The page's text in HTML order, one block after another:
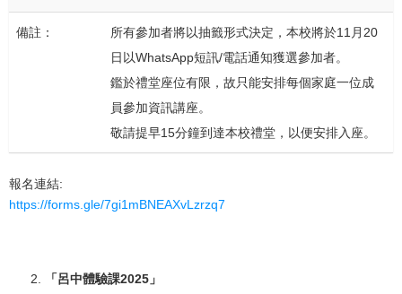
備註：
所有參加者將以抽籤形式決定，本校將於11月20
日以WhatsApp短訊/電話通知獲選參加者。
鑑於禮堂座位有限，故只能安排每個家庭一位成
員參加資訊講座。
敬請提早15分鐘到達本校禮堂，以便安排入座。
報名連結:
https://forms.gle/7gi1mBNEAXvLzrzq7
「呂中體驗課2025 」